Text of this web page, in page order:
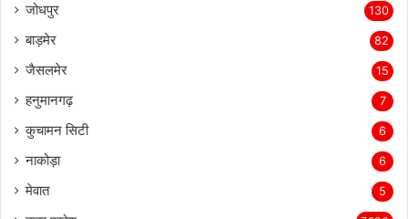
जोधपुर 130
बाड़मेर 82
जैसलमेर 15
हनुमानगढ़ 7
कुचामन सिटी 6
नाकोड़ा 6
मेवात 5